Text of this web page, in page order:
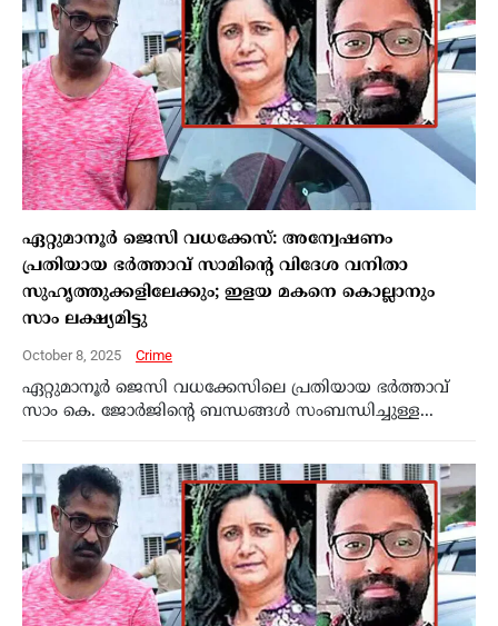
ഏറ്റുമാനൂർ ജെസി വധക്കേസ്: അന്വേഷണം
പ്രതിയായ ഭർത്താവ് സാമിന്റെ വിദേശ വനിതാ
സുഹൃത്തുക്കളിലേക്കും; ഇളയ മകനെ കൊല്ലാനും
സാം ലക്ഷ്യമിട്ടു
October 8, 2025 Crime
ഏറ്റുമാനൂർ ജെസി വധക്കേസിലെ പ്രതിയായ ഭർത്താവ്
സാം കെ. ജോർജിന്റെ ബന്ധങ്ങൾ സംബന്ധിച്ചുള്ള...